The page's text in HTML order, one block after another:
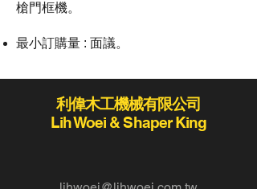
槍門框機​。
最小訂購量 : 面議。
利偉木工機械有限公司
Lih Woei & Shaper King